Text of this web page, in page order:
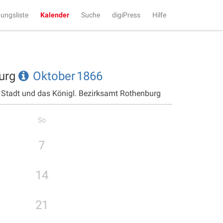
Kalender Suche digiPress Hilfe
Oktober1866
und das Königl. Bezirksamt Rothenburg
So
7
14
21